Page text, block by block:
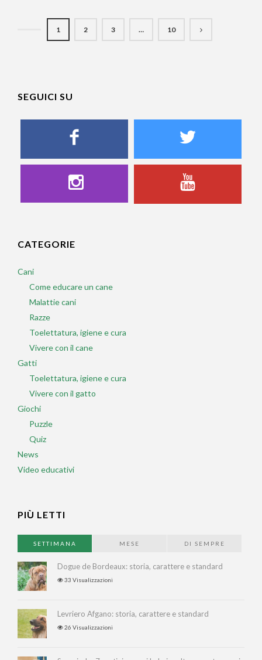
1 2 3 … 10
SEGUICI SU
CATEGORIE
Cani
Come educare un cane
Malattie cani
Razze
Toelettatura, igiene e cura
Vivere con il cane
Gatti
Toelettatura, igiene e cura
Vivere con il gatto
Giochi
Puzzle
Quiz
News
Video educativi
PIÙ LETTI
SETTIMANA MESE DI SEMPRE
Dogue de Bordeaux: storia, carattere e standard
33 Visualizzazioni
Levriero Afgano: storia, carattere e standard
26 Visualizzazioni